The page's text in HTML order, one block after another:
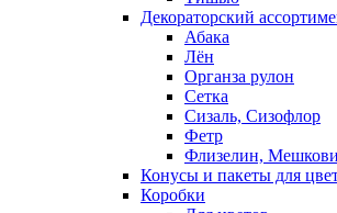
Декораторский
Абака
Лён
Органза рулон
Сетка
Сизаль, Сизофлор
Фетр
Флизелин,
Конусы и пакеты для
Коробки